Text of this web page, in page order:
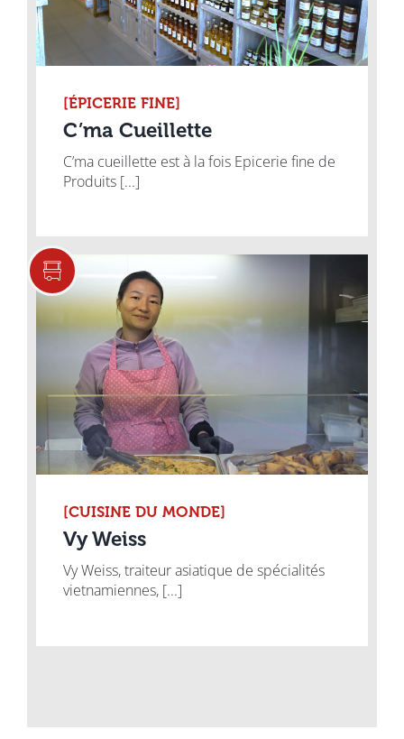
[ÉPICERIE FINE]
C’ma Cueillette
C’ma cueillette est à la fois Epicerie fine de
Produits [...]
[CUISINE DU MONDE]
Vy Weiss
Vy Weiss, traiteur asiatique de spécialités
vietnamiennes, [...]